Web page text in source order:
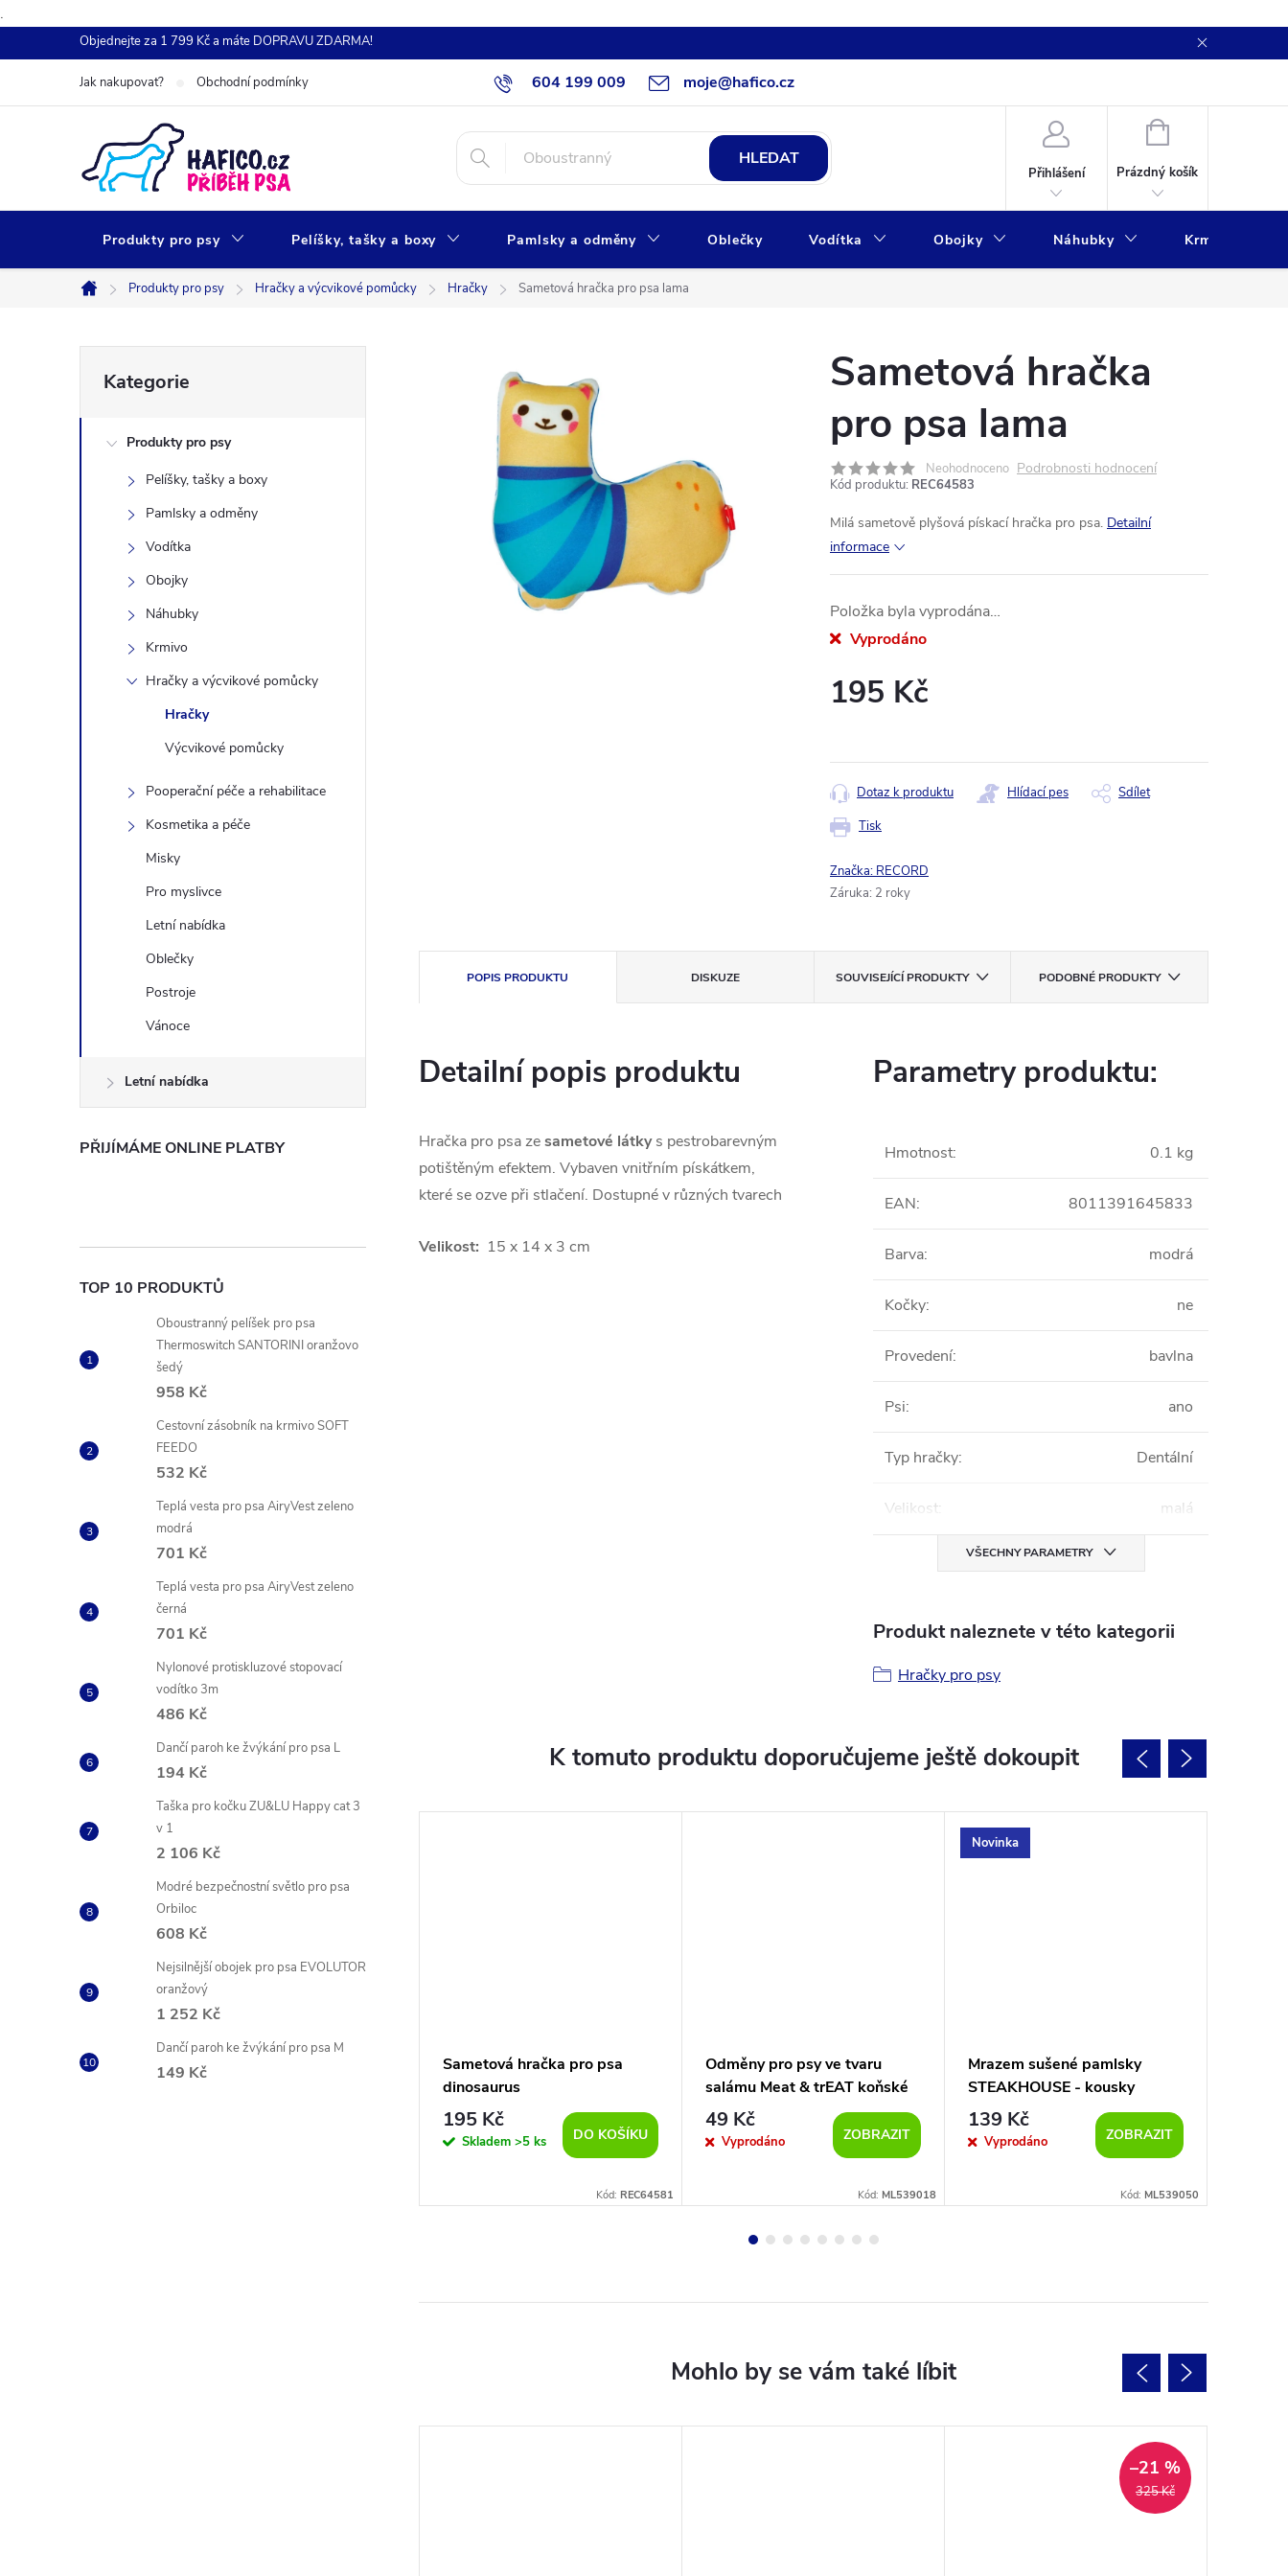
.
na
Objednejte za 1 799 Kč a máte DOPRAVU ZDARMA!
604 199 009 moje@hafico.cz
Jak nakupovat? Obchodní podmínky
HLEDAT
Přihlášení
NÁKUPNÍ
Prázdný košík
Produkty pro psy Pelíšky, tašky a boxy Pamlsky a odměny Oblečky Vodítka Obojky Náhubky Krmivo
Domů
Produkty pro psy Hračky a výcvikové pomůcky Hračky Sametová hračka pro psa lama
o
kategorie
Kategorie
Produkty pro psy
Pelíšky, tašky a boxy
Pamlsky a odměny
Vodítka
Obojky
Náhubky
Krmivo
Hračky a výcvikové pomůcky
Hračky
Výcvikové pomůcky
Pooperační péče a rehabilitace
Kosmetika a péče
Misky
Pro myslivce
Letní nabídka
Oblečky
Postroje
Vánoce
Letní nabídka
PŘIJÍMÁME ONLINE PLATBY
TOP 10 PRODUKTŮ
Oboustranný pelíšek pro psa
Thermoswitch SANTORINI oranžovo
šedý
958 Kč
Cestovní zásobník na krmivo SOFT
FEEDO
532 Kč
Teplá vesta pro psa AiryVest zeleno
modrá
701 Kč
Teplá vesta pro psa AiryVest zeleno
černá
701 Kč
Nylonové protiskluzové stopovací
vodítko 3m
486 Kč
Dančí paroh ke žvýkání pro psa L
194 Kč
Taška pro kočku ZU&LU Happy cat 3
v 1
2 106 Kč
Modré bezpečnostní světlo pro psa
Orbiloc
608 Kč
Nejsilnější obojek pro psa EVOLUTOR
oranžový
1 252 Kč
Dančí paroh ke žvýkání pro psa M
149 Kč
Sametová hračka
pro psa lama
Neohodnoceno Podrobnosti hodnocení
Kód produktu: REC64583
Milá sametově plyšová pískací hračka pro psa. Detailní
informace
Položka byla vyprodána…
Vyprodáno
195 Kč
Tisk
Dotaz k produktu Hlídací pes Sdílet
Značka: RECORD
Záruka: 2 roky
POPIS PRODUKTU DISKUZE SOUVISEJÍCÍ PRODUKTY PODOBNÉ PRODUKTY
Detailní popis produktu
Hračka pro psa zesametové látkys pestrobarevným
potištěným efektem. Vybaven vnitřním pískátkem,
které se ozve při stlačení. Dostupné v různých tvarech
Velikost: 15 x 14 x 3 cm
Parametry produktu:
Hmotnost: 0.1 kg
EAN: 8011391645833
Barva: modrá
Kočky: ne
Provedení: bavlna
Psi: ano
Typ hračky: Dentální
Velikost: malá
VŠECHNY PARAMETRY
Produkt naleznete v této kategorii
Hračky pro psy
K tomuto produktu doporučujeme ještě dokoupit
s kloubem pro Polovlhké krmivo pro psy 3kg
Sametová hračka pro psa
dinosaurus
195 Kč
Skladem >5 ks DO KOŠÍKU
Kód: REC64581
Odměny pro psy ve tvaru
salámu Meat & trEAT koňské
maso 80g
49 Kč
Vyprodáno ZOBRAZIT
Kód: ML539018
Novinka
Mrazem sušené pamlsky
STEAKHOUSE - kousky
zvěřiny 40g
139 Kč
Vyprodáno ZOBRAZIT
Kód: ML539050
325 Kč
–21 %